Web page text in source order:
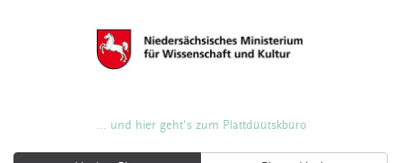
... und hier geht's zum Plattdüütskbüro